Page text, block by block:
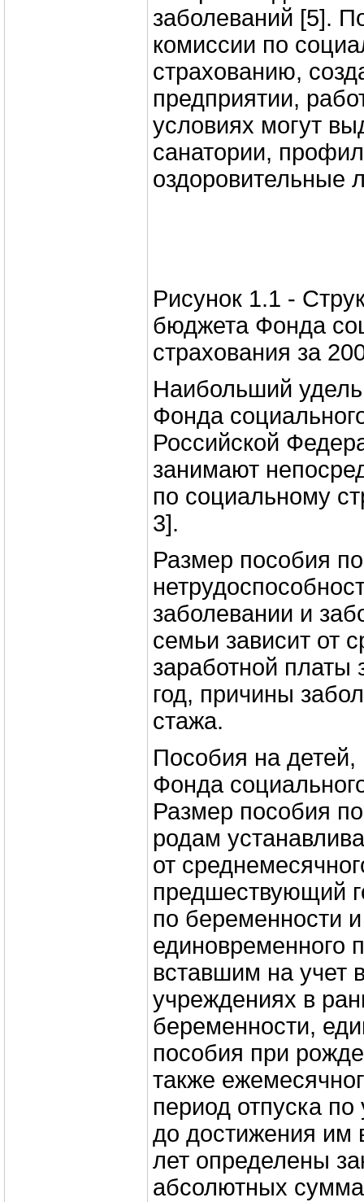
заболеваний [5].
комиссии по
страхованию,
предприятии,
условиях могут
санатории,
оздоровительные
Рисунок 1.1 -
бюджета Фонда
страхования за
Наибольший
Фонда
Российской
занимают
по социальному
3].
Размер пособия
заболевании и
семьи зависит от
заработной
год, причины
стажа.
Пособия на
Фонда
Размер пособия
родам
от
предшествующий
по беременности
единовременного
вставшим на учет
учреждениях в
беременности,
пособия при
также
период отпуска
до достижения им
лет определены
абсолютных